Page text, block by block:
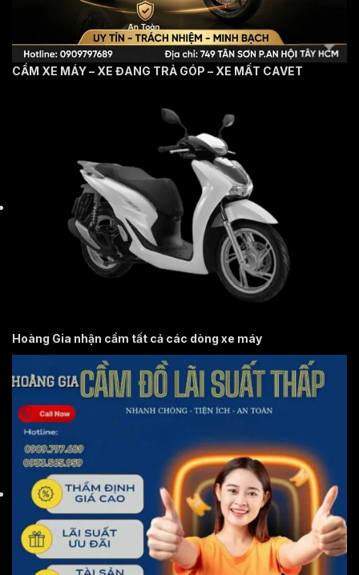
CẦM XE MÁY – XE ĐANG TRẢ GÓP – XE MẤT CAVET
Hoàng Gia nhận cầm tất cả các dòng xe máy